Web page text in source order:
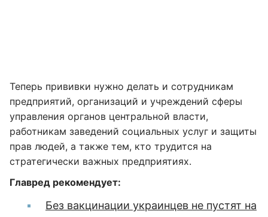
Теперь прививки нужно делать и сотрудникам
предприятий, организаций и учреждений сферы
управления органов центральной власти,
работникам заведений социальных услуг и защиты
прав людей, а также тем, кто трудится на
стратегически важных предприятиях.
Главред рекомендует:
Без вакцинации украинцев не пустят на